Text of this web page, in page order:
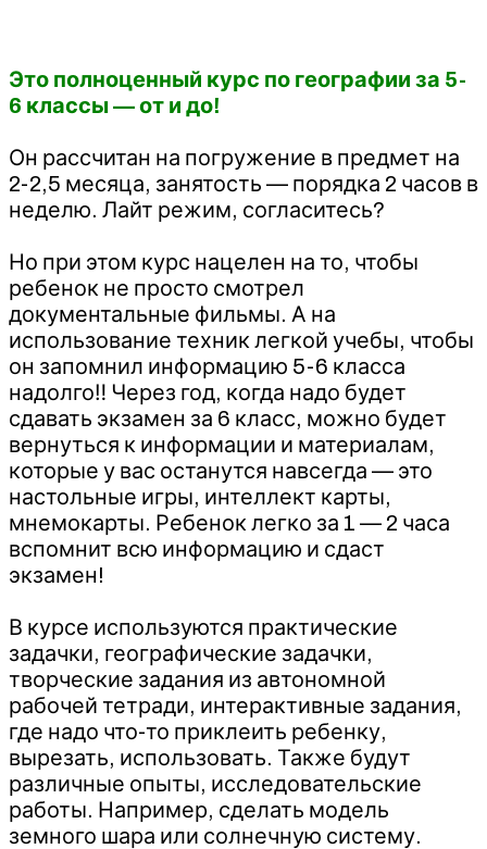
Это полноценный курс по географии за 5-
6 классы — от и до!
Он рассчитан на погружение в предмет на
2-2,5 месяца, занятость — порядка 2 часов в
неделю. Лайт режим, согласитесь?
Но при этом курс нацелен на то, чтобы
ребенок не просто смотрел
документальные фильмы. А на
использование техник легкой учебы, чтобы
он запомнил информацию 5-6 класса
надолго‼️ Через год, когда надо будет
сдавать экзамен за 6 класс, можно будет
вернуться к информации и материалам,
которые у вас останутся навсегда — это
настольные игры, интеллект карты,
мнемокарты. Ребенок легко за 1 — 2 часа
вспомнит всю информацию и сдаст
экзамен!
В курсе используются практические
задачки, географические задачки,
творческие задания из автономной
рабочей тетради, интерактивные задания,
где надо что-то приклеить ребенку,
вырезать, использовать. Также будут
различные опыты, исследовательские
работы. Например, сделать модель
земного шара или солнечную систему.